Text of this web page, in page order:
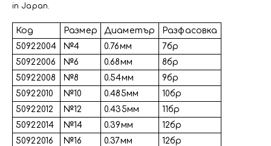
in Japan.
Код Размер Диаметър
Разфасовка
50922004
№4 0.76мм
7бр
50922006
№6 0.68мм
8бр
50922008
№8 0.54мм
9бр
50922010
№10 0.485мм
10бр
50922012
№12 0.435мм
11бр
50922014
№14 0.39мм
12бр
50922016
№16 0.37мм 12бр